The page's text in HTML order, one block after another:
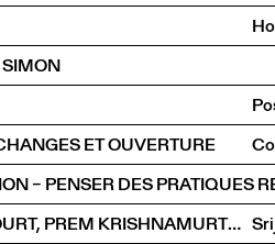
ET OUVERTURE
– PENSER DES
DIANA CAMPBELL BETANCOURT, PREM KRISHNAMURTHY, DRIES RODET, INTEZA SHARIAR & NINA PAIM